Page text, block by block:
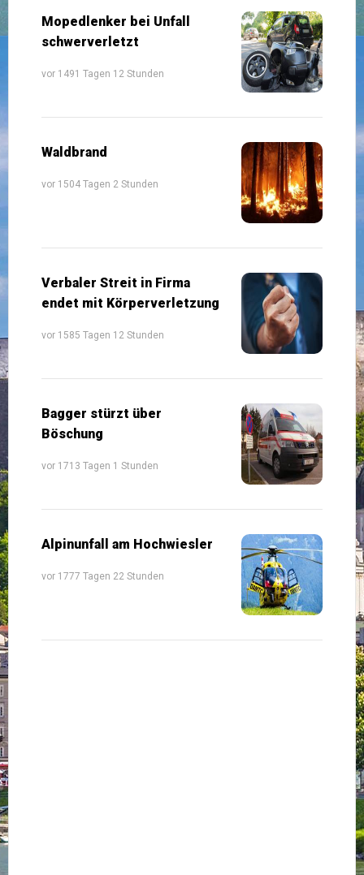
Mopedlenker bei Unfall
schwerverletzt
vor 1491 Tagen 12 Stunden
Waldbrand
vor 1504 Tagen 2 Stunden
Verbaler Streit in Firma
endet mit Körperverletzung
vor 1585 Tagen 12 Stunden
Bagger stürzt über
Böschung
vor 1713 Tagen 1 Stunden
Alpinunfall am Hochwiesler
vor 1777 Tagen 22 Stunden